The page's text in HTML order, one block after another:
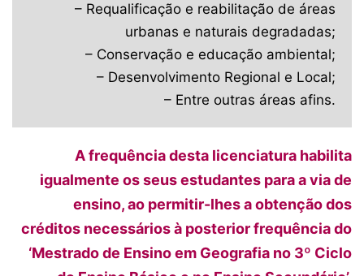
– Requalificação e reabilitação de áreas
urbanas e naturais degradadas;
– Conservação e educação ambiental;
– Desenvolvimento Regional e Local;
– Entre outras áreas afins.
A frequência desta licenciatura habilita
igualmente os seus estudantes para a via de
ensino, ao permitir-lhes a obtenção dos
créditos necessários à posterior frequência do
‘Mestrado de Ensino em Geografia no 3º Ciclo